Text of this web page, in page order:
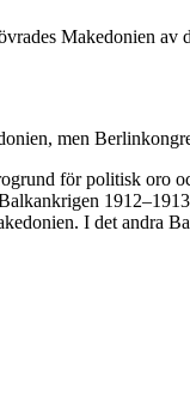
Makedonien av
men
för politisk oro
I det andra